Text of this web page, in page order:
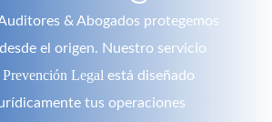
& Abogados protegemos
el origen. Nuestro servicio
Legal está diseñado
tus operaciones